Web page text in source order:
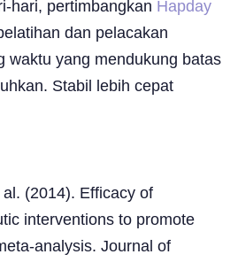
hari, pertimbangkan Hapday
dan pelacakan
waktu yang mendukung batas
Stabil lebih cepat
(2014). Efficacy of
interventions to promote
analysis. Journal of